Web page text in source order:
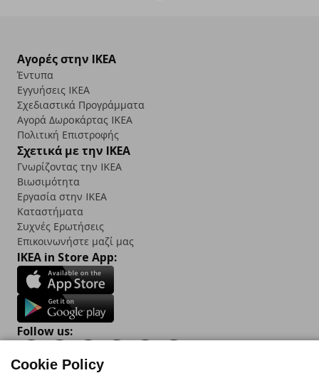
Αγορές στην IKEA
Έντυπα
Εγγυήσεις IKEA
Σχεδιαστικά Προγράμματα
Αγορά Δωρoκάρτας IKEA
Πολιτική Επιστροφής
Σχετικά με την IKEA
Γνωρίζοντας την IKEA
Βιωσιμότητα
Εργασία στην IKEA
Καταστήματα
Συχνές Ερωτήσεις
Επικοινωνήστε μαζί μας
IKEA in Store App:
Follow us:
FacebookInstagramTikTok
Cookie Policy